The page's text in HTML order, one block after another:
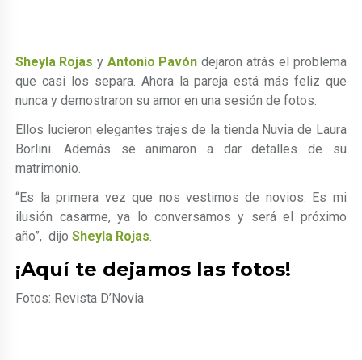
Sheyla Rojas yAntonio Pavón dejaron atrás el problema
que casi los separa. Ahora la pareja está más feliz que
nunca y demostraron su amor en una sesión de fotos.
Ellos lucieron elegantes trajes de la tienda Nuvia de Laura
Borlini. Además se animaron a dar detalles de su
matrimonio.
“Es la primera vez que nos vestimos de novios. Es mi
ilusión casarme, ya lo conversamos y será el próximo
año”, dijoSheyla Rojas.
¡Aquí te dejamos las fotos!
Fotos: Revista D’Novia